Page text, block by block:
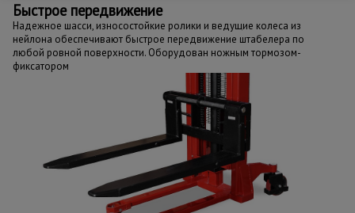
Быстрое передвижение
Надежное шасси, износостойкие ролики и ведущие колеса из
нейлона обеспечивают быстрое передвижение штабелера по
любой ровной поверхности. Оборудован ножным тормозом-
фиксатором